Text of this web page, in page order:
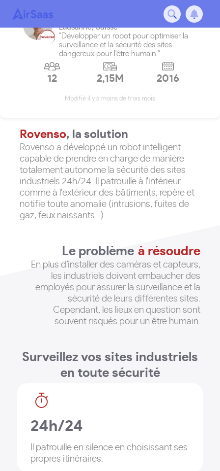
Lausanne,Suisse
"Développer un robot pour optimiser la
surveillance et la sécurité des sites
dangereux pour l'être humain."
12 2,15M 2016
Modifié il y a moins de trois mois
Rovenso, la solution
Rovenso a développé un robot intelligent
capable de prendre en charge de manière
totalement autonome la sécurité des sites
industriels 24h/24. Il patrouille à l'intérieur
comme à l'extérieur des bâtiments, repère et
notifie toute anomalie (intrusions, fuites de
gaz, feux naissants...).
Le problème à résoudre
En plus d’installer des caméras et capteurs,
les industriels doivent embaucher des
employés pour assurer la surveillance et la
sécurité de leurs différentes sites.
Cependant, les lieux en question sont
souvent risqués pour un être humain.
Surveillez vos sites industriels
en toute sécurité
24h/24
Il patrouille en silence en choisissant ses
propres itinéraires.